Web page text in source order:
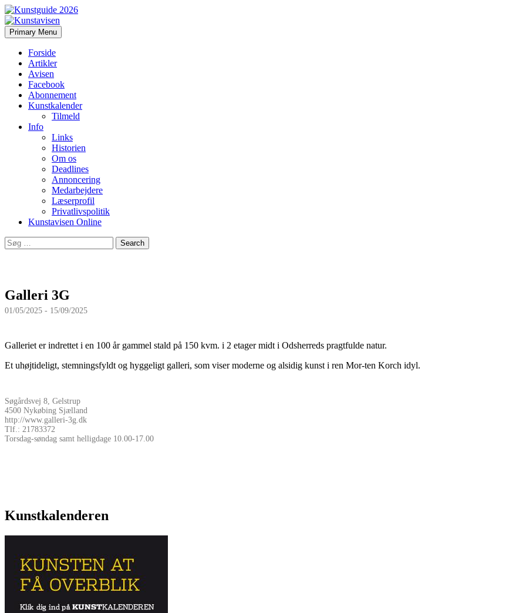
Kunstavisen
Search
Primary Menu Skip
to
Forside
Artikler
Avisen
Facebook
Abonnement
Kunstkalender
Tilmeld
Info
Links
Historien
Om os
Deadlines
Annoncering
Medarbejdere
Læserprofil
Privatlivspolitik
Kunstavisen Online
Search
for:
Galleri 3G
01/05/2025 - 15/09/2025
Galleriet er indrettet i en 100 år gammel stald på 150 kvm. i 2 etager midt i Odsherreds pragtfulde natur.
Et uhøjtideligt, stemningsfyldt og hyggeligt galleri, som viser moderne og alsidig kunst i ren Mor-ten Korch idyl.
Søgårdsvej 8, Gelstrup
4500 Nykøbing Sjælland
http://www.galleri-3g.dk
Tlf.: 21783372
Torsdag-søndag samt helligdage 10.00-17.00
Kunstkalenderen